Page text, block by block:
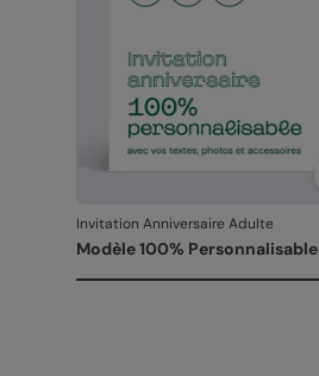
Invitation Anniversaire Adulte
Modèle 100% Personnalisable